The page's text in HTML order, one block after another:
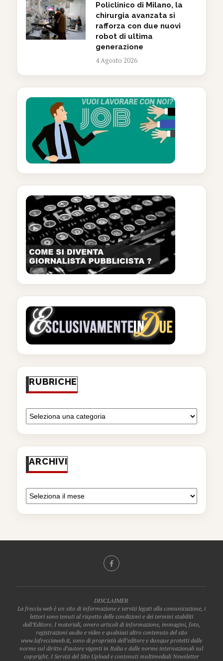
Policlinico di Milano, la
chirurgia avanzata si
rafforza con due nuovi
robot di ultima
generazione
4 Agosto 2026
RUBRICHE
ARCHIVI
DISCLAIMER
La freccia web è un sito di informazione e servizi legati alla comunicazione, i
lettori sono tenuti al rispetto delle condizioni e dei termini stabiliti
dall’Editore. I materiali, ovvero articoli di informazione, immagini, foto,
registrazioni audio e video e qualsiasi altro contenuto del sito
www.lafrecciaweb.it, sono di proprietà dell’editore e dunque protetti dalle
norme sul diritto d’autore vigenti in Italia e dalle norme internazionali sul
copyright. I Servizi del Sito Upload e contenuti multimediali Newsletter